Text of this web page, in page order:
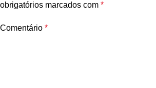
obrigatórios marcados com *
Comentário *